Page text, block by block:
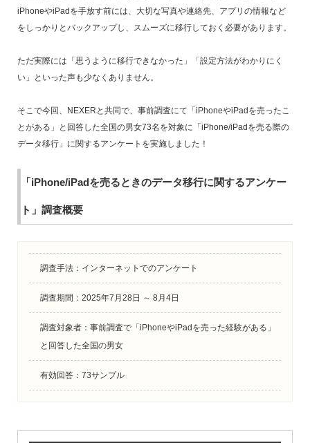
iPhoneやiPadを手放す前には、大切な写真や連絡先、アプリの情報など
をしっかりとバックアップし、スムーズに移行しておく必要があります。
ただ実際には「思うように移行できなかった」「設定方法がわかりにく
い」といった声も少なくありません。
そこで今回、NEXERと共同で、事前調査にて「iPhoneやiPadを売ったこ
とがある」と回答した全国の男女73名を対象に「iPhone/iPadを売る際の
データ移行」に関するアンケートを実施しました！
「iPhone/iPadを売るときのデータ移行に関するアンケー
ト」調査概要
調査手法：インターネットでのアンケート
調査期間：2025年7月28日 ～ 8月4日
調査対象者：事前調査で「iPhoneやiPadを売った経験がある」
と回答した全国の男女
有効回答：73サンプル